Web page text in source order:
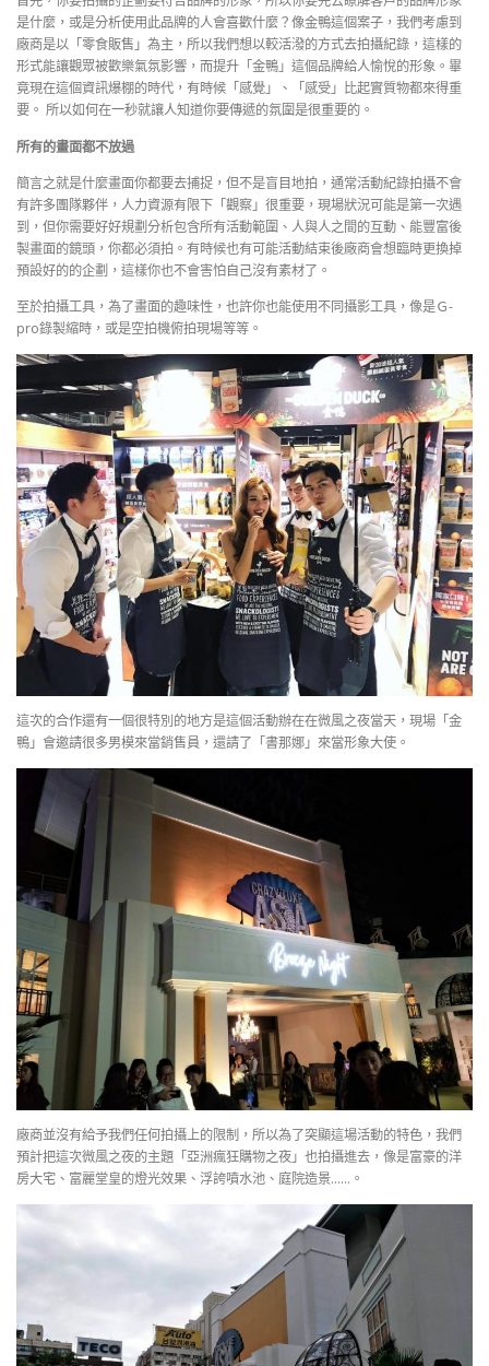
是什麼，或是分析使用此品牌的人會喜歡什麼？像金鴨這個案子，我們考慮到
廠商是以「零食販售」為主，所以我們想以較活潑的方式去拍攝紀錄，這樣的
形式能讓觀眾被歡樂氣氛影響，而提升「金鴨」這個品牌給人愉悅的形象。畢
竟現在這個資訊爆棚的時代，有時候「感覺」、「感受」比起實質物都來得重
要。 所以如何在一秒就讓人知道你要傳遞的氛圍是很重要的。
所有的畫面都不放過
簡言之就是什麼畫面你都要去捕捉，但不是盲目地拍，通常活動紀錄拍攝不會
有許多團隊夥伴，人力資源有限下「觀察」很重要，現場狀況可能是第一次遇
到，但你需要好好規劃分析包含所有活動範圍、人與人之間的互動、能豐富後
製畫面的鏡頭，你都必須拍。有時候也有可能活動結束後廠商會想臨時更換掉
預設好的的企劃，這樣你也不會害怕自己沒有素材了。
至於拍攝工具，為了畫面的趣味性，也許你也能使用不同攝影工具，像是Ｇ-
pro錄製縮時，或是空拍機俯拍現場等等。
這次的合作還有一個很特別的地方是這個活動辦在在微風之夜當天，現場「金
鴨」會邀請很多男模來當銷售員，還請了「書那娜」來當形象大使。
廠商並沒有給予我們任何拍攝上的限制，所以為了突顯這場活動的特色，我們
預計把這次微風之夜的主題「亞洲瘋狂購物之夜」也拍攝進去，像是富豪的洋
房大宅、富麗堂皇的燈光效果、浮誇噴水池、庭院造景……。